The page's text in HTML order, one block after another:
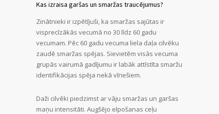
Kas izraisa garšas un smaržas traucējumus?
Zinātnieki ir izpētījuši, ka smaržas sajūtas ir
visprecīzākās vecumā no 30 līdz 60 gadu
vecumam. Pēc 60 gadu vecuma liela daļa cilvēku
zaudē smaržas spējas. Sievietēm visās vecuma
grupās vairumā gadījumu ir labāk attīstīta smaržu
identifikācijas spēja nekā vīriešiem.
Daži cilvēki piedzimst ar vāju smaržas un garšas
maņu intensitāti. Augšējo elpošanas ceļu